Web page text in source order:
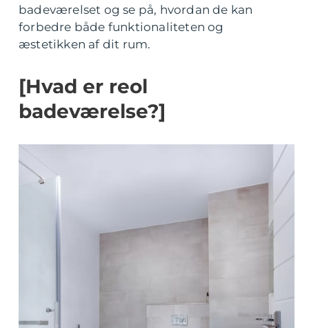
badeværelset og se på, hvordan de kan
forbedre både funktionaliteten og
æstetikken af dit rum.
[Hvad er reol
badeværelse?]